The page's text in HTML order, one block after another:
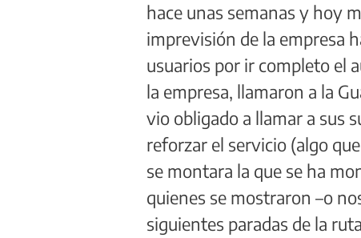
hace unas semanas y hoy
imprevisión de la empresa
usuarios por ir completo el
la empresa, llamaron a la
vio obligado a llamar a sus
reforzar el servicio (algo
se montara la que se ha
quienes se mostraron –o
siguientes paradas de la